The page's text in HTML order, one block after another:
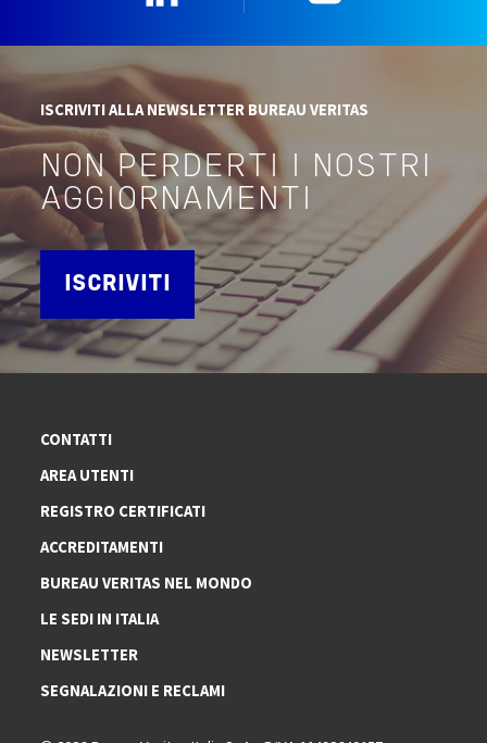
ISCRIVITI ALLA NEWSLETTER BUREAU VERITAS
NON PERDERTI I NOSTRI
AGGIORNAMENTI
ISCRIVITI
CONTATTI
AREA UTENTI
REGISTRO CERTIFICATI
ACCREDITAMENTI
BUREAU VERITAS NEL MONDO
LE SEDI IN ITALIA
NEWSLETTER
SEGNALAZIONI E RECLAMI